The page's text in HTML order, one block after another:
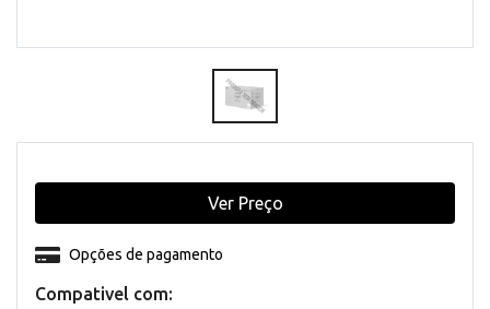
Compativel com:
Opções de pagamento
Ver Preço